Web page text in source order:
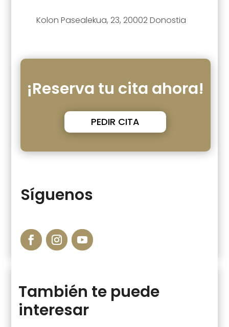
Kolon Pasealekua, 23, 20002 Donostia
¡Reserva tu cita ahora!
PEDIR CITA
Síguenos
También te puede
interesar